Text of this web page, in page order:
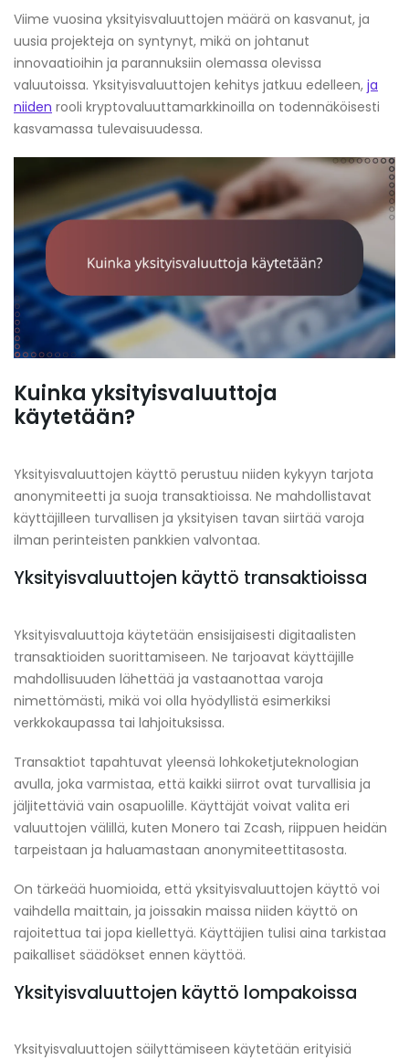
Viime vuosina yksityisvaluuttojen määrä on kasvanut, ja
uusia projekteja on syntynyt, mikä on johtanut
innovaatioihin ja parannuksiin olemassa olevissa
valuutoissa. Yksityisvaluuttojen kehitys jatkuu edelleen, ja
niiden rooli kryptovaluuttamarkkinoilla on todennäköisesti
kasvamassa tulevaisuudessa.
Kuinka yksityisvaluuttoja
käytetään?
Yksityisvaluuttojen käyttö perustuu niiden kykyyn tarjota
anonymiteetti ja suoja transaktioissa. Ne mahdollistavat
käyttäjilleen turvallisen ja yksityisen tavan siirtää varoja
ilman perinteisten pankkien valvontaa.
Yksityisvaluuttojen käyttö transaktioissa
Yksityisvaluuttoja käytetään ensisijaisesti digitaalisten
transaktioiden suorittamiseen. Ne tarjoavat käyttäjille
mahdollisuuden lähettää ja vastaanottaa varoja
nimettömästi, mikä voi olla hyödyllistä esimerkiksi
verkkokaupassa tai lahjoituksissa.
Transaktiot tapahtuvat yleensä lohkoketjuteknologian
avulla, joka varmistaa, että kaikki siirrot ovat turvallisia ja
jäljitettäviä vain osapuolille. Käyttäjät voivat valita eri
valuuttojen välillä, kuten Monero tai Zcash, riippuen heidän
tarpeistaan ja haluamastaan anonymiteettitasosta.
On tärkeää huomioida, että yksityisvaluuttojen käyttö voi
vaihdella maittain, ja joissakin maissa niiden käyttö on
rajoitettua tai jopa kiellettyä. Käyttäjien tulisi aina tarkistaa
paikalliset säädökset ennen käyttöä.
Yksityisvaluuttojen käyttö lompakoissa
Yksityisvaluuttojen säilyttämiseen käytetään erityisiä